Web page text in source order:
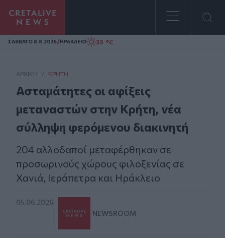
Homepage
ΣAΒΒΑΤΟ 8.8.2026/ΗΡΑΚΛΕΙΟ 33 °C
ΑΡΧΙΚΗ / ΚΡΉΤΗ
Ασταμάτητες οι αφίξεις
μεταναστών στην Κρήτη, νέα
σύλληψη φερόμενου διακινητή
204 αλλοδαποί μεταφέρθηκαν σε
προσωρινούς χώρους φιλοξενίας σε
Χανιά, Ιεράπετρα και Ηράκλειο
05.06.2026
NEWSROOM